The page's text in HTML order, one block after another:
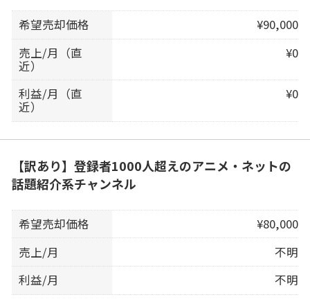
希望売却価格
¥90,000
売上/月（直
近）
¥0
利益/月（直
近）
¥0
【訳あり】登録者1000人超えのアニメ・ネットの
話題紹介系チャンネル
希望売却価格
¥80,000
売上/月
不明
利益/月
不明